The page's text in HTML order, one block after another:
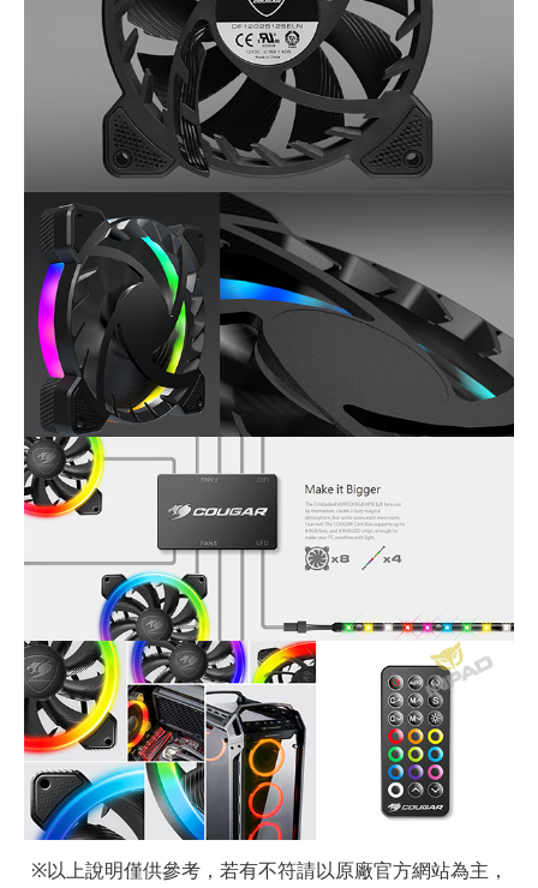
※以上說明僅供參考，若有不符請以原廠官方網站為主，